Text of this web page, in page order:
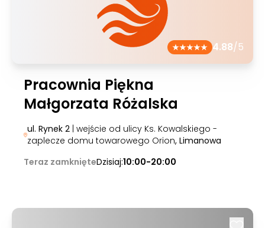
4.88/5
Pracownia Piękna
Małgorzata Różalska
ul. Rynek 2| wejście od ulicy Ks. Kowalskiego -
zaplecze domu towarowego Orion, Limanowa
Teraz zamknięteDzisiaj:10:00-20:00